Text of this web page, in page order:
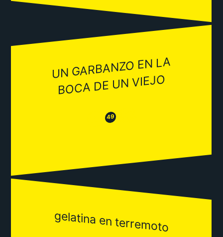
UN GARBANZO EN LA
BOCA DE UN VIEJO
😒49 😂
gelatina en terremoto